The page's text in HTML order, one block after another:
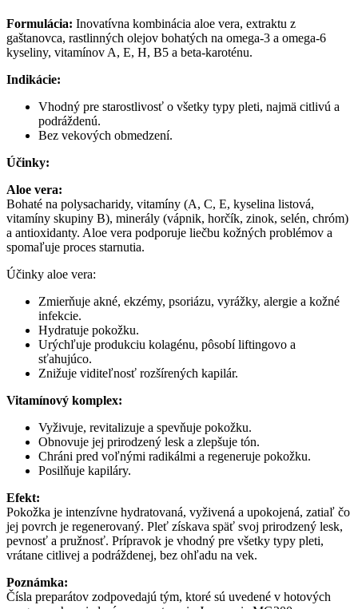
Formulácia: Inovatívna kombinácia aloe vera, extraktu z
gaštanovca, rastlinných olejov bohatých na omega-3 a omega-6
kyseliny, vitamínov A, E, H, B5 a beta-karoténu.
Indikácie:
Vhodný pre starostlivosť o všetky typy pleti, najmä citlivú a
podráždenú.
Bez vekových obmedzení.
Účinky:
Aloe vera:
Bohaté na polysacharidy, vitamíny (A, C, E, kyselina listová,
vitamíny skupiny B), minerály (vápnik, horčík, zinok, selén, chróm)
a antioxidanty. Aloe vera podporuje liečbu kožných problémov a
spomaľuje proces starnutia.
Účinky aloe vera:
Zmierňuje akné, ekzémy, psoriázu, vyrážky, alergie a kožné
infekcie.
Hydratuje pokožku.
Urýchľuje produkciu kolagénu, pôsobí liftingovo a
sťahujúco.
Znižuje viditeľnosť rozšírených kapilár.
Vitamínový komplex:
Vyživuje, revitalizuje a spevňuje pokožku.
Obnovuje jej prirodzený lesk a zlepšuje tón.
Chráni pred voľnými radikálmi a regeneruje pokožku.
Posilňuje kapiláry.
Efekt:
Pokožka je intenzívne hydratovaná, vyživená a upokojená, zatiaľ čo
jej povrch je regenerovaný. Pleť získava späť svoj prirodzený lesk,
pevnosť a pružnosť. Prípravok je vhodný pre všetky typy pleti,
vrátane citlivej a podráždenej, bez ohľadu na vek.
Poznámka:
Čísla preparátov zodpovedajú tým, ktoré sú uvedené v hotových